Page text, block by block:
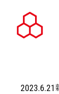
2023.6.21